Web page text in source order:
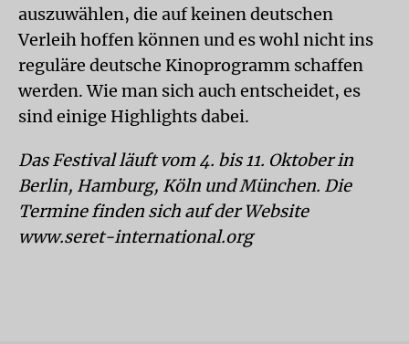
auszuwählen, die auf keinen deutschen
Verleih hoffen können und es wohl nicht ins
reguläre deutsche Kinoprogramm schaffen
werden. Wie man sich auch entscheidet, es
sind einige Highlights dabei.
Das Festival läuft vom 4. bis 11. Okto­ber in
Berlin, Hamburg, Köln und München. Die
Termine finden sich auf der Website
www.seret-international.org